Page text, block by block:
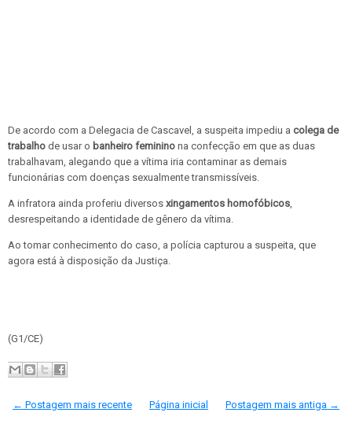
De acordo com a Delegacia de Cascavel, a suspeita impediu a colega de
trabalho de usar o banheiro feminino na confecção em que as duas
trabalhavam, alegando que a vítima iria contaminar as demais
funcionárias com doenças sexualmente transmissíveis.
A infratora ainda proferiu diversos xingamentos homofóbicos
desrespeitando a identidade de gênero da vítima.
Ao tomar conhecimento do caso, a polícia capturou a suspeita, que
agora está à disposição da Justiça.
(G1/CE)
← Postagem mais recente Postagem mais antiga →
Página inicial